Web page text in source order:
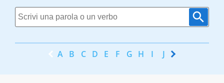
A B C D E F G H I J K